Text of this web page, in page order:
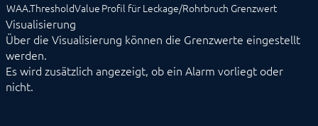
WAA.ThresholdValue Profil für Leckage/Rohrbruch Grenzwert
Visualisierung
Über die Visualisierung können die Grenzwerte eingestellt
werden.
Es wird zusätzlich angezeigt, ob ein Alarm vorliegt oder
nicht.